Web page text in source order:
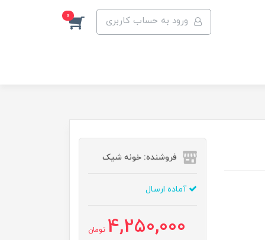
ورود به حساب کاربری 0
فروشنده: خونه شیک
آماده ارسال
4,250,000 تومان